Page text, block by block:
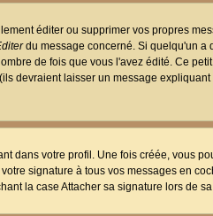
éditer ou supprimer vos propres
du message concerné. Si quelqu'un a
de fois que vous l'avez édité. Ce
devraient laisser un message
dans votre profil. Une fois créée, vous
signature à tous vos messages en
la case Attacher sa signature lors de